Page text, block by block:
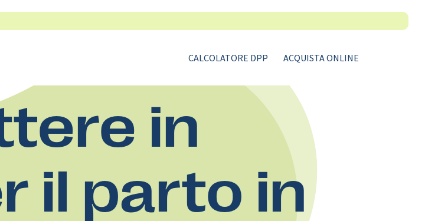
CALCOLATORE DPP ACQUISTA ONLINE
in
il parto in